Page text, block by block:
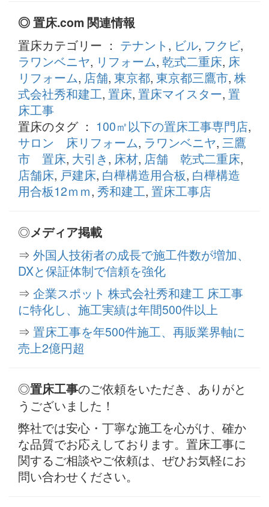
◎ 置床.com 関連情報
置床カテゴリー ： テナント , ビル, フクビ,
ラワンベニヤ, リフォーム, 乾式二重床, 床
リフォーム, 店舗, 東京都, 東京都三鷹市, 株
式会社秀和建工, 置床, 置床マイスター, 置
床工事
置床のタグ ： 100㎡以下の置床工事専門店,
サロン 床リフォーム, ラワンベニヤ, 三鷹
市 置床, 大引き, 床材, 店舗 乾式二重床,
店舗床, 戸建床, 白樺構造用合板, 白樺構造
用合板12ｍｍ, 秀和建工, 置床工事店
◎メディア掲載
⇒ 外国人技術者の成長で施工件数が増加、
DXと保証体制で信頼を強化
⇒ 企業スポット 株式会社秀和建工 床工事
に特化し、施工実績は年間500件以上
⇒ 置床工事を年500件施工、再販業界軸に
売上2億円超
◎置床工事のご依頼をいただき、ありがと
うございました！
弊社では安心・丁寧な施工を心がけ、確か
な品質でお応えしております。置床工事に
関するご相談やご依頼は、ぜひお気軽にお
問い合わせください。